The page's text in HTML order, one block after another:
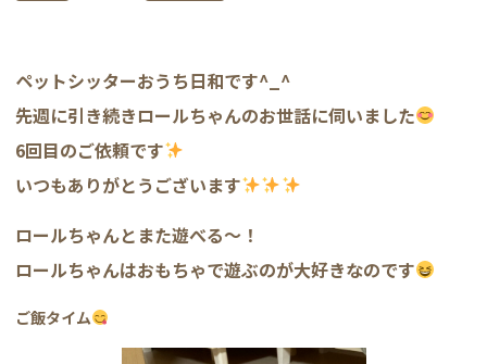
ペットシッターおうち日和です^_^
先週に引き続きロールちゃんのお世話に伺いました
6回目のご依頼です
いつもありがとうございます
ロールちゃんとまた遊べる〜！
ロールちゃんはおもちゃで遊ぶのが大好きなのです
ご飯タイム